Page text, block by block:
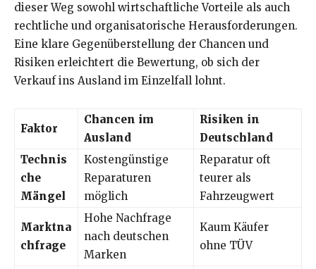
dieser Weg sowohl wirtschaftliche Vorteile als auch
rechtliche und organisatorische Herausforderungen.
Eine klare Gegenüberstellung der Chancen und
Risiken erleichtert die Bewertung, ob sich der
Verkauf ins Ausland im Einzelfall lohnt.
Faktor
Chancen im
Ausland
Risiken in
Deutschland
Technis
che
Mängel
Kostengünstige
Reparaturen
möglich
Reparatur oft
teurer als
Fahrzeugwert
Marktna
chfrage
Hohe Nachfrage
nach deutschen
Marken
Kaum Käufer
ohne TÜV